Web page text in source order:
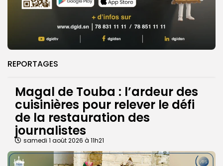
REPORTAGES
Magal de Touba : l’ardeur des
cuisinières pour relever le défi
de la restauration des
journalistes
samedi 1 août 2026 à 11h21